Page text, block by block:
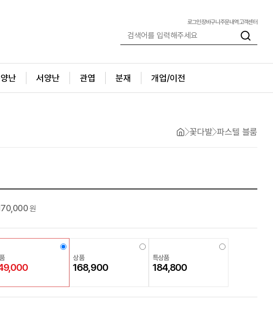
로그인장바구니 주문내역고객센터
난 서양난 관엽 분재 개업/이전
꽃다발 파스텔 블룸
원
상품
168,900
특상품
184,800